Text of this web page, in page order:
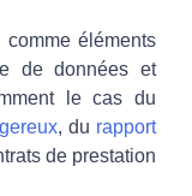
comme éléments
de données et
le cas du
, du rapport
de prestation